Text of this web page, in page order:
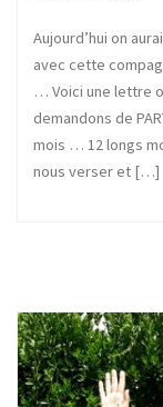
Aujourd’hui on
avec cette
… Voici une lettre
demandons de
mois … 12 longs
nous verser et […]